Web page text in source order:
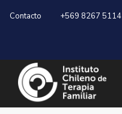
Contacto +569 8267 5114